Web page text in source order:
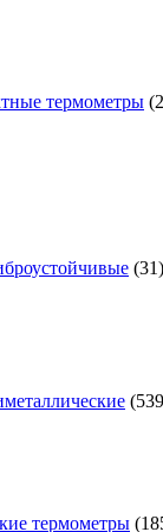
термометры
31
539
термометры